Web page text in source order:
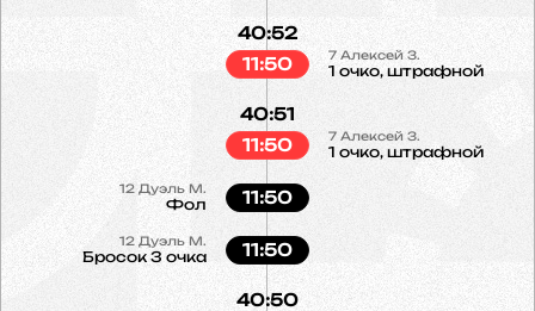
7 Алексей З.
1 очко, штрафной
40:52
11:50
7 Алексей З.
1 очко, штрафной
40:51
11:50
12 Дуэль М.
Фол 11:50
12 Дуэль М.
Бросок 3 очка 11:50
40:50